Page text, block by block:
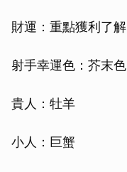
財運：重點獲利了解
射手幸運色：芥末色
貴人：牡羊
小人：巨蟹